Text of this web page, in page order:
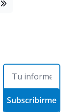
Subscribirme